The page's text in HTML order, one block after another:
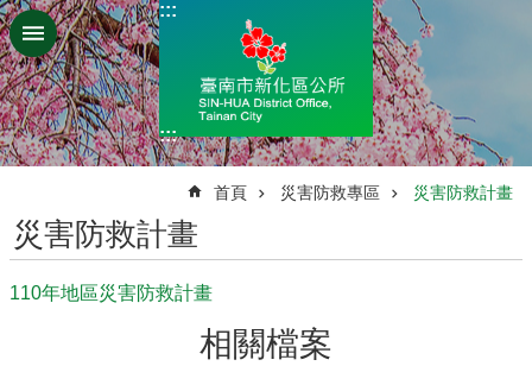
跳到主要內容區塊
:::
:::
首頁 災害防救專區 災害防救計畫
災害防救計畫
110年地區災害防救計畫
相關檔案